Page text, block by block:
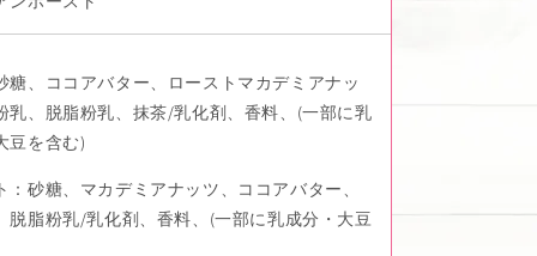
糖、ココアバター、ローストマカデミアナッ
乳、脱脂粉乳、抹茶/乳化剤、香料、(一部に乳
豆を含む)
砂糖、マカデミアナッツ、ココアバター、
脱脂粉乳/乳化剤、香料、(一部に乳成分・大豆